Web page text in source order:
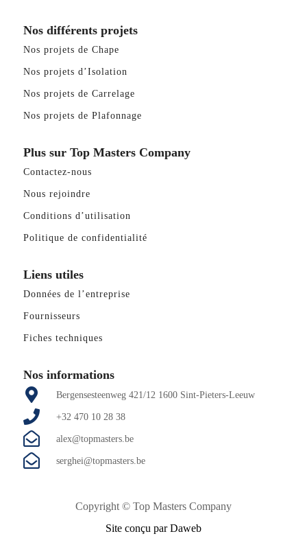
Nos différents projets
Nos projets de Chape
Nos projets d’Isolation
Nos projets de Carrelage
Nos projets de Plafonnage
Plus sur Top Masters Company
Contactez-nous
Nous rejoindre
Conditions d’utilisation
Politique de confidentialité
Liens utiles
Données de l’entreprise
Fournisseurs
Fiches techniques
Nos informations
Bergensesteenweg 421/12 1600 Sint-Pieters-Leeuw
+32 470 10 28 38
alex@topmasters.be
serghei@topmasters.be
Copyright © Top Masters Company
Site conçu par Daweb